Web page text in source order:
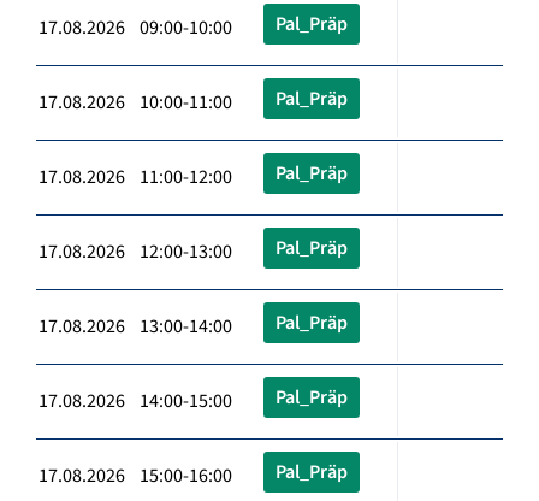
17.08.2026 09:00-10:00 Pal_Präp
17.08.2026 10:00-11:00 Pal_Präp
17.08.2026 11:00-12:00 Pal_Präp
17.08.2026 12:00-13:00 Pal_Präp
17.08.2026 13:00-14:00 Pal_Präp
17.08.2026 14:00-15:00 Pal_Präp
17.08.2026 15:00-16:00 Pal_Präp